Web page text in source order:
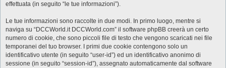
effettuata (in seguito “le tue informazioni”).
Le tue informazioni sono raccolte in due modi. In primo luogo, mentre si
naviga su “DCCWorld.it DCCWorld.com” il software phpBB creerà un certo
numero di cookie, che sono piccoli file di testo che vengono scaricati nei file
temporanei del tuo browser. I primi due cookie contengono solo un
identificativo utente (in seguito “user-id”) ed un identificativo anonimo di
sessione (in seguito “session-id”), assegnato automaticamente dal software